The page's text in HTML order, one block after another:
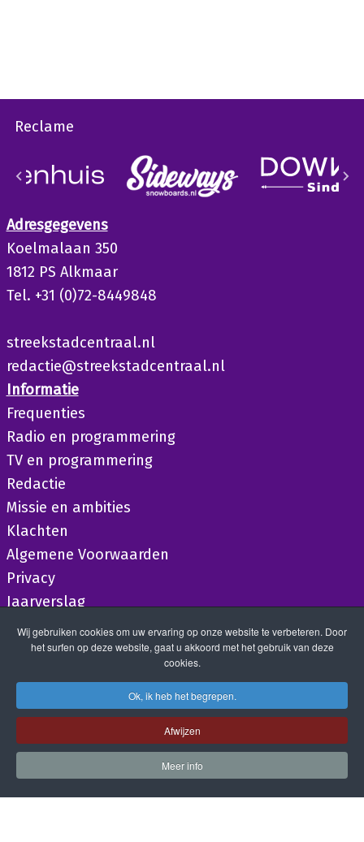
Reclame
Adresgegevens
Koelmalaan 350
1812 PS Alkmaar
Tel. +31 (0)72-8449848
streekstadcentraal.nl
redactie@streekstadcentraal.nl
Informatie
Frequenties
Radio en programmering
TV en programmering
Redactie
Missie en ambities
Klachten
Algemene Voorwaarden
Privacy
Jaarverslag
Wij gebruiken cookies om uw ervaring op onze website te verbeteren. Door
het surfen op deze website, gaat u akkoord met het gebruik van deze
cookies.
Ok, ik heb het begrepen.
Afwijzen
Meer info